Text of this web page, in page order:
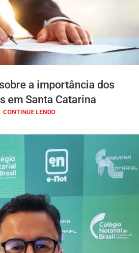
a importância dos
em Santa Catarina
CONTINUE LENDO